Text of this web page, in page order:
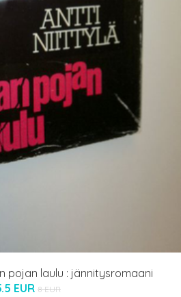
pojan laulu : jännitysromaani
EUR 8 EUR